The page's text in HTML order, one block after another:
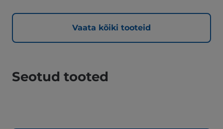
Vaata kõiki tooteid
Seotud tooted